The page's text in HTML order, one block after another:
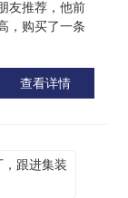
友推荐，他前
，购买了一条
查看详情